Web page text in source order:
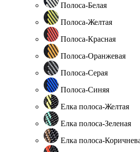
Полоса-Белая
Полоса-Желтая
Полоса-Красная
Полоса-Оранжевая
Полоса-Серая
Полоса-Синяя
Елка полоса-Желтая
Елка полоса-Зеленая
Елка полоса-